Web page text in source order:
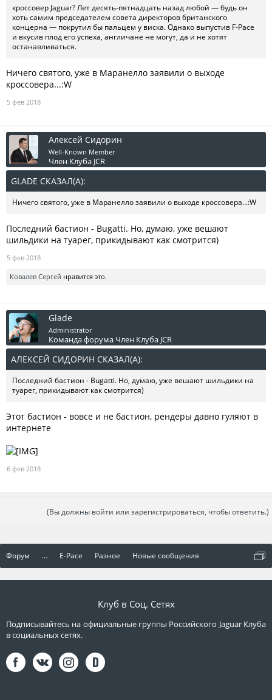
кроссовер Jaguar? Лет десять-пятнадцать назад любой — будь он
хоть самим председателем совета директоров британского
концерна — покрутил бы пальцем у виска. Однако выпустив F-Pace
и вкусив плод его успеха, англичане не могут, да и не хотят
останавливаться.
Ничего святого, уже в Маранелло заявили о выходе
кроссовера...:W
5 фев 2018
Алексей Сидорин
Well-Known Member
Член Клуба JCR
GLADE СКАЗАЛ(А):
Ничего святого, уже в Маранелло заявили о выходе кроссовера...:W
Последний бастион - Bugatti. Но, думаю, уже вешают
шильдики на туарег, прикидывают как смотрится)
5 фев 2018
Ковалев Сергей нравится это.
Glade
Administrator
Команда форума Член Клуба JCR
АЛЕКСЕЙ СИДОРИН СКАЗАЛ(А):
Последний бастион - Bugatti. Но, думаю, уже вешают шильдики на
туарег, прикидывают как смотрится)
Этот бастион - вовсе и не бастион, рендеры давно гуляют в
интернете
6 фев 2018
(Вы должны войти или зарегистрироваться, чтобы ответить.)
Форум ... E-Pace Разное Новые сообщения
Клуб в Соц. Сетях
Подписывайтесь на официальные группы Российского Jaguar Клуба
в социальных сетях.